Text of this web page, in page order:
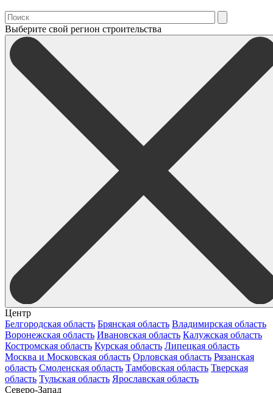
Выберите свой регион строительства
Центр
Белгородская область Брянская область Владимирская область
Воронежская область Ивановская область Калужская область
Костромская область Курская область Липецкая область
Москва и Московская область Орловская область Рязанская
область Смоленская область Тамбовская область Тверская
область Тульская область Ярославская область
Северо-Запад